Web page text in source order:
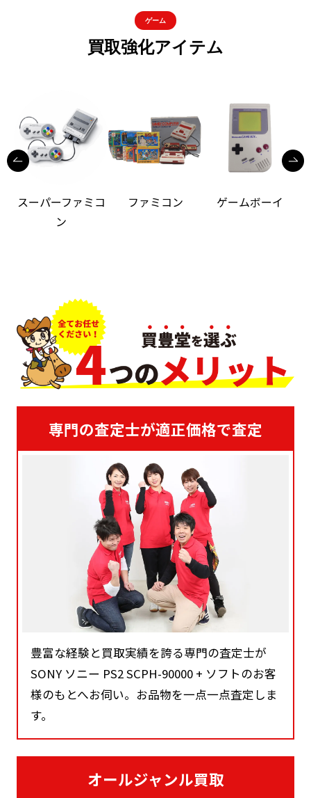
ゲーム
買取強化アイテム
スーパーファミコ
ン
ファミコン ゲームボーイ
専門の査定士が適正価格で査定
豊富な経験と買取実績を誇る専門の査定士が
SONY ソニー PS2 SCPH-90000 + ソフトのお客
様のもとへお伺い。お品物を一点一点査定しま
す。
オールジャンル買取